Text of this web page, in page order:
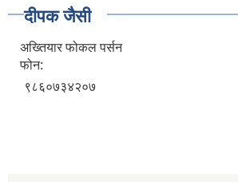
दीपक जैसी
अख्तियार फोकल पर्सन
फोन:
९८६०७३४२०७